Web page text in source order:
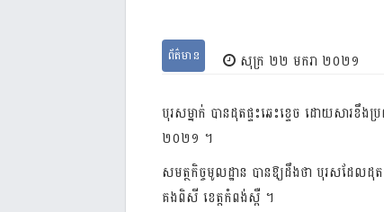
ព័ត៌មាន សុក្រ ២២ មករា ២០២១
បុរសម្នាក់ បានដុតផ្ទះឆេះខ្ទេច ដោយសារខឹងប្
២០២១ ។
សមត្ថកិច្ចមូលដ្ឋាន បានឱ្យដឹងថា បុរសដែលដុតផ្
គងពិសី ខេត្តកំពង់ស្ពឺ ។